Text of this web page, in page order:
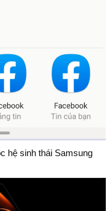
hệ sinh thái Samsung